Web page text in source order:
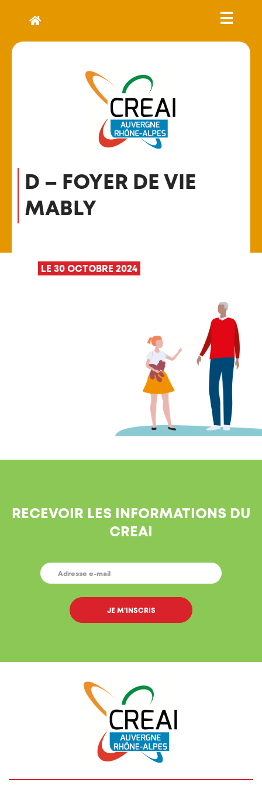
D – FOYER DE VIE
MABLY
LE 30 OCTOBRE 2024
RECEVOIR LES INFORMATIONS DU
CREAI
E-
MAIL *